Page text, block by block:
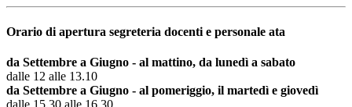
Orario di apertura segreteria docenti e personale ata
da Settembre a Giugno - al mattino, da lunedì a sabato
dalle 12 alle 13.10
da Settembre a Giugno - al pomeriggio, il martedì e giovedì
dalle 15.30 alle 16.30